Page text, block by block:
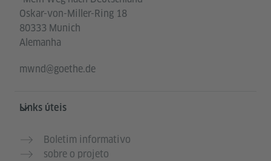
Oskar-von-Miller-Ring 18
80333 Munich
Alemanha
mwnd@goethe.de
Links úteis
Boletim informativo
sobre o projeto